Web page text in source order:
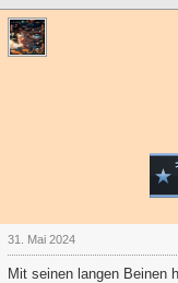
31. Mai 2024
Mit seinen langen Beinen